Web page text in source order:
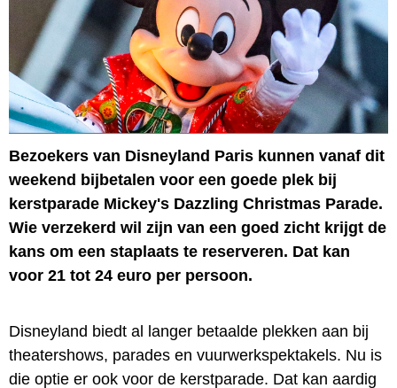
Bezoekers van Disneyland Paris kunnen vanaf dit
weekend bijbetalen voor een goede plek bij
kerstparade Mickey's Dazzling Christmas Parade.
Wie verzekerd wil zijn van een goed zicht krijgt de
kans om een staplaats te reserveren. Dat kan
voor 21 tot 24 euro per persoon.
Disneyland biedt al langer betaalde plekken aan bij
theatershows, parades en vuurwerkspektakels. Nu is
die optie er ook voor de kerstparade. Dat kan aardig